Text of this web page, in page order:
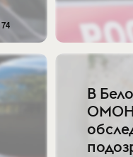
74
В
ОМОН